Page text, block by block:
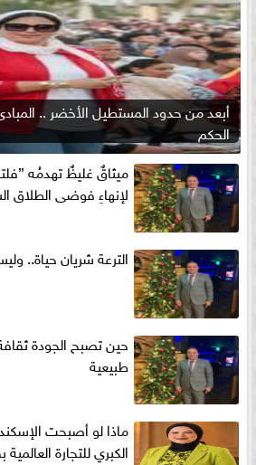
أبعد من حدود المستطيل الأخضر ..
الحكم
ميثاقٌ غليظٌ تهدمُه
لإنهاءِ فوضى الطلاق
الترعة شريان حياة..
حين تصبح الجودة
طبيعية
ماذا لو أصبحت
الكبري للتجارة